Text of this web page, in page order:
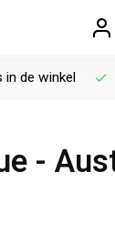
in de winkel
-